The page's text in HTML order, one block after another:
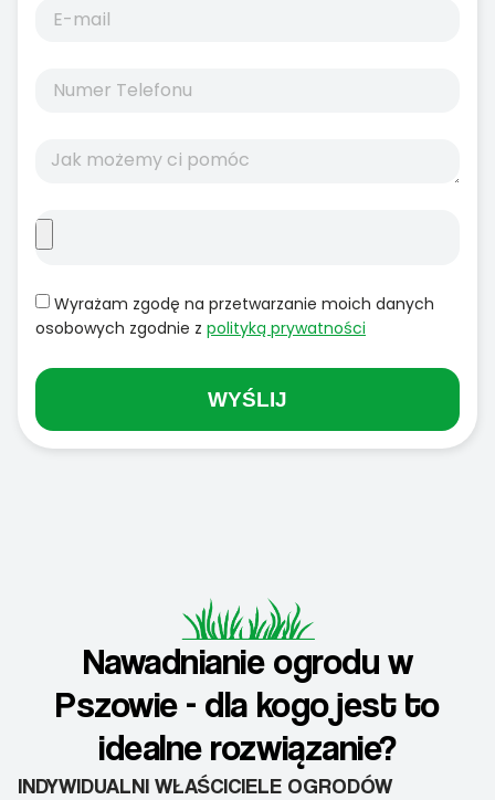
Wyrażam zgodę na przetwarzanie moich danych
osobowych zgodnie z polityką prywatności
WYŚLIJ
Nawadnianie ogrodu w
Pszowie - dla kogo jest to
idealne rozwiązanie?
INDYWIDUALNI WŁAŚCICIELE OGRODÓW